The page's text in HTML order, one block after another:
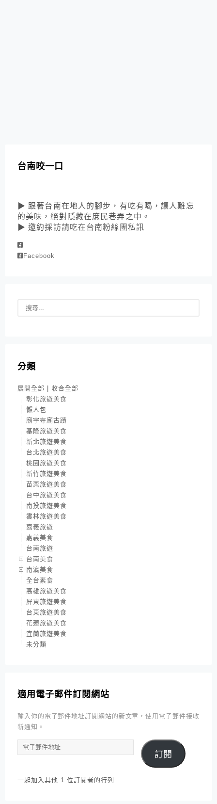
台南咬一口
▶ 跟著台南在地人的腳步，有吃有喝，讓人難忘
的美味，絕對隱藏在庶民巷弄之中。
▶ 邀約採訪請吃在台南粉絲團私訊
Facebook
分類
展開全部 | 收合全部
彰化旅遊美食
懶人包
廟宇寺廟古蹟
基隆旅遊美食
新北旅遊美食
台北旅遊美食
桃園旅遊美食
新竹旅遊美食
苗栗旅遊美食
台中旅遊美食
南投旅遊美食
雲林旅遊美食
嘉義旅遊
嘉義美食
台南旅遊
台南美食
南瀛美食
全台素食
高雄旅遊美食
屏東旅遊美食
台東旅遊美食
花蓮旅遊美食
宜蘭旅遊美食
未分類
適用電子郵件訂閱網站
輸入你的電子郵件地址訂閱網站的新文章，使用電子郵件接收
新通知。
電
子
件
訂閱
一起加入其他 1 位訂閱者的行列